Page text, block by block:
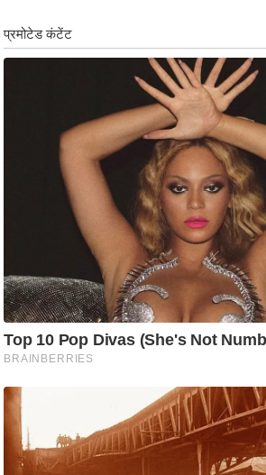
ल्म
स
g
N
e
w
s
ला
इ
फ